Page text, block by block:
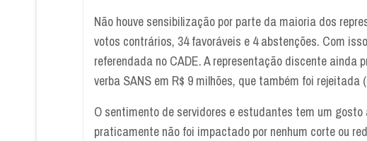
Não houve sensibilização por parte da maioria dos
votos contrários, 34 favoráveis e 4 abstenções. Com
referendada no CADE. A representação discente ainda
verba SANS em R$ 9 milhões, que também foi
O sentimento de servidores e estudantes tem um
praticamente não foi impactado por nenhum corte ou